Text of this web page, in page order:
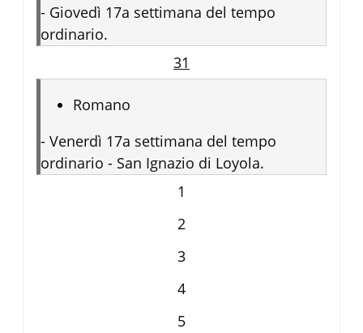
- Giovedì 17a settimana del tempo
ordinario.
31
Romano
- Venerdì 17a settimana del tempo
ordinario - San Ignazio di Loyola.
1
2
3
4
5